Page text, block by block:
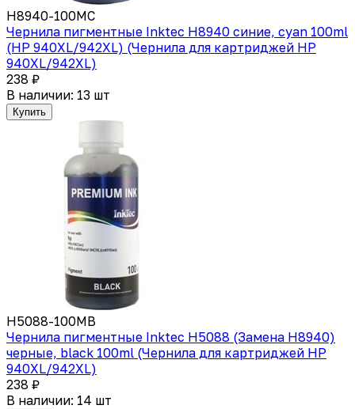
H8940-100MC
Чернила пигментные Inktec H8940 синие, cyan 100ml
(HP 940XL/942XL) (Чернила для картриджей HP
940XL/942XL)
238 ₽
В наличии: 13 шт
Купить
H5088-100МВ
Чернила пигментные Inktec Н5088 (Замена H8940)
черные, black 100ml (Чернила для картриджей HP
940XL/942XL)
238 ₽
В наличии: 14 шт